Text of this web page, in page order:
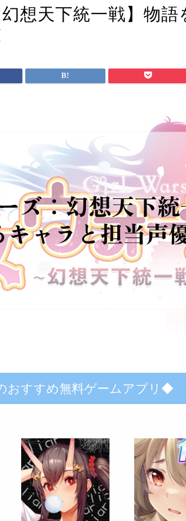
幻想天下統一戦】物語
おすすめ無料ゲームアプリ◆